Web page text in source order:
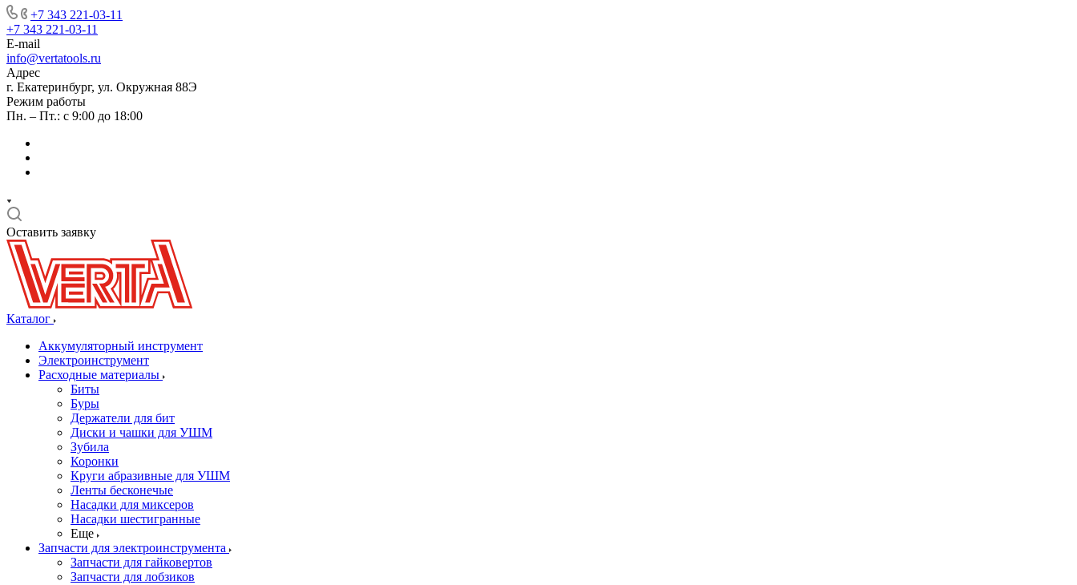
+7 343 221-03-11
+7 343 221-03-11
E-mail
info@vertatools.ru
Адрес
г. Екатеринбург, ул. Окружная 88Э
Режим работы
Пн. – Пт.: с 9:00 до 18:00
Оставить заявку
Каталог
Аккумуляторный инструмент
Электроинструмент
Расходные материалы
Биты
Буры
Держатели для бит
Диски и чашки для УШМ
Зубила
Коронки
Круги абразивные для УШМ
Ленты бесконечые
Насадки для миксеров
Насадки шестигранные
Еще
Запчасти для электроинструмента
Запчасти для гайковертов
Запчасти для лобзиков